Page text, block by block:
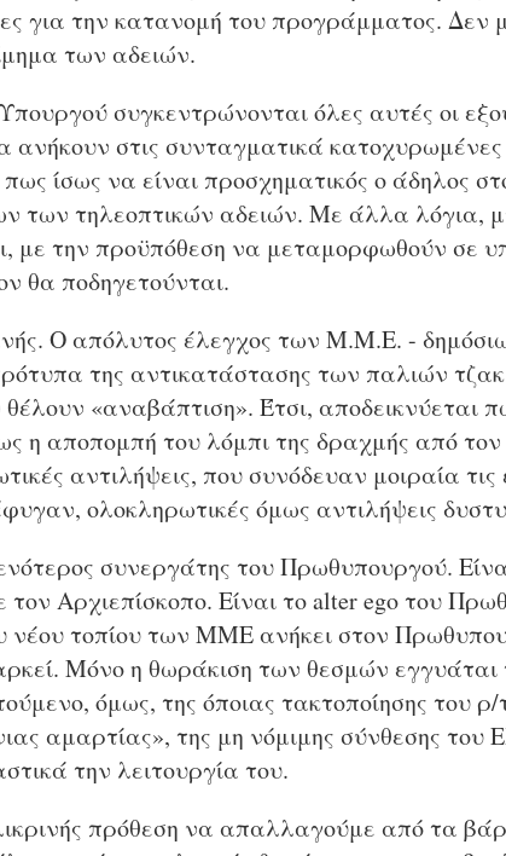
για την κατανομή του προγράμματος. Δεν
των αδειών.
συγκεντρώνονται όλες αυτές οι
ανήκουν στις συνταγματικά
ίσως να είναι προσχηματικός ο άδηλος
των τηλεοπτικών αδειών. Με άλλα λόγια,
με την προϋπόθεση να μεταμορφωθούν σε
θα ποδηγετούνται.
Ο απόλυτος έλεγχος των Μ.Μ.Ε. -
της αντικατάστασης των παλιών
«αναβάπτιση». Έτσι, αποδεικνύεται
η αποπομπή του λόμπι της δραχμής από
αντιλήψεις, που συνόδευαν μοιραία τις
ολοκληρωτικές όμως αντιλήψεις
συνεργάτης του Πρωθυπουργού.
Αρχιεπίσκοπο. Είναι το alter ego του
νέου τοπίου των ΜΜΕ ανήκει στον
Μόνο η θωράκιση των θεσμών εγγυάται
όμως, της όποιας τακτοποίησης του ρ/
αμαρτίας», της μη νόμιμης σύνθεσης του
την λειτουργία του.
πρόθεση να απαλλαγούμε από τα